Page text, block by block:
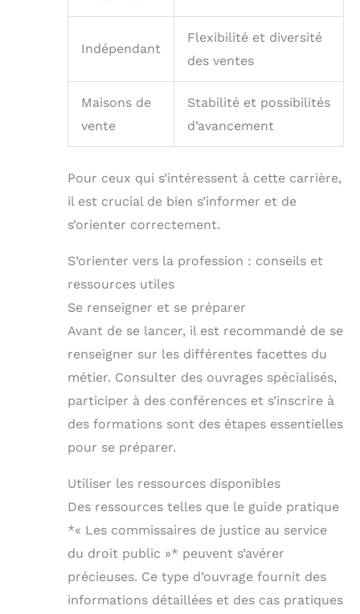
Indépendant
Flexibilité et diversité
des ventes
Maisons de
vente
Stabilité et possibilités
d’avancement
Pour ceux qui s’intéressent à cette carrière,
il est crucial de bien s’informer et de
s’orienter correctement.
S’orienter vers la profession : conseils et
ressources utiles
Se renseigner et se préparer
Avant de se lancer, il est recommandé de se
renseigner sur les différentes facettes du
métier. Consulter des ouvrages spécialisés,
participer à des conférences et s’inscrire à
des formations sont des étapes essentielles
pour se préparer.
Utiliser les ressources disponibles
Des ressources telles que le guide pratique
*« Les commissaires de justice au service
du droit public »* peuvent s’avérer
précieuses. Ce type d’ouvrage fournit des
informations détaillées et des cas pratiques